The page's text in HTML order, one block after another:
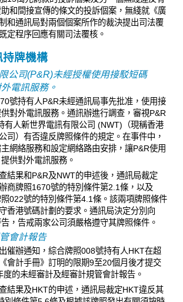
和間接宣傳的條文的投訴個案，無綫就《廣
和通訊局對兩個個案所作的裁決提出司法覆
定程序回應有關司法覆核。
牌機構
公司(P&R)未經授權使用接駁短碼
電訊服務。
號持有人P&R未經通訊局事先批准，使用接
對外電訊服務。通訊辦進行調查，審視P&R
有人新世界電訊有限公司 (NWT)（現稱香港
司）有否違反牌照條件的規定。在事件中，
網絡服務和設定網絡路由安排，讓P&R使用
供對外電訊服務。
結果和P&R及NWT的申述後，通訊局裁定
商牌照1670號的特別條件第2.1條，以及
022號的特別條件第4.1條。該兩項牌照條件
香港號碼計劃的要求。通訊局決定分別向
，告戒兩家公司須嚴格遵守其牌照條件。
會計報告
催辦通知，綜合牌照008號持有人HKT在超
會計手冊》訂明的限期9至20個月後才提交
的未經審計及經審計規管會計報告。
結果及HKT的申述，通訊局裁定HKT違反其